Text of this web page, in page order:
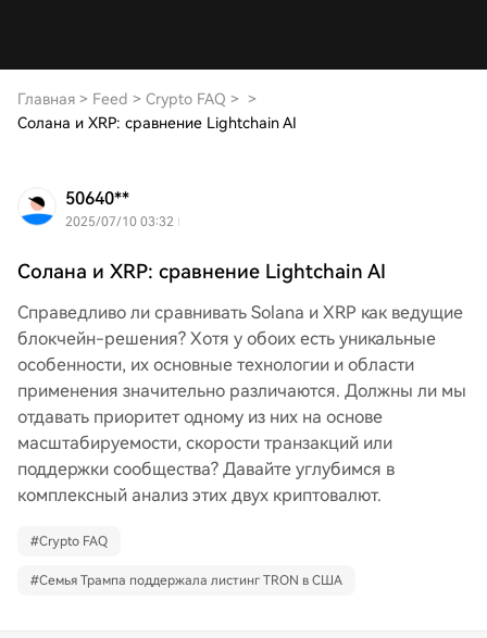
Главная > Feed > Crypto FAQ > >
Солана и XRP: сравнение Lightchain AI
50640**
2025/07/10 03:32
Солана и XRP: сравнение Lightchain AI
Справедливо ли сравнивать Solana и XRP как ведущие
блокчейн-решения? Хотя у обоих есть уникальные
особенности, их основные технологии и области
применения значительно различаются. Должны ли мы
отдавать приоритет одному из них на основе
масштабируемости, скорости транзакций или
поддержки сообщества? Давайте углубимся в
комплексный анализ этих двух криптовалют.
#Crypto FAQ
#Семья Трампа поддержала листинг TRON в США